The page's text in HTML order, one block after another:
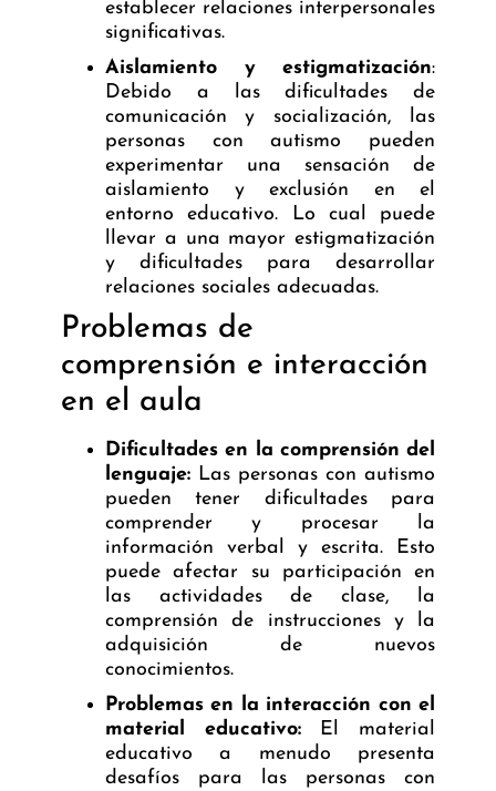
establecer relaciones interpersonales
significativas.
Aislamiento y estigmatización:
Debido a las dificultades de
comunicación y socialización, las
personas con autismo pueden
experimentar una sensación de
aislamiento y exclusión en el
entorno educativo. Lo cual puede
llevar a una mayor estigmatización
y dificultades para desarrollar
relaciones sociales adecuadas.
Problemas de
comprensión e interacción
en el aula
Dificultades en la comprensión del
lenguaje: Las personas con autismo
pueden tener dificultades para
comprender y procesar la
información verbal y escrita. Esto
puede afectar su participación en
las actividades de clase, la
comprensión de instrucciones y la
adquisición de nuevos
conocimientos.
Problemas en la interacción con el
material educativo: El material
educativo a menudo presenta
desafíos para las personas con